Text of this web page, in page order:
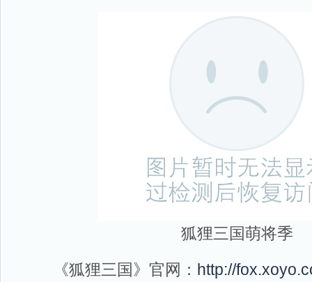
狐狸三国萌将季
《狐狸三国》官网： http://